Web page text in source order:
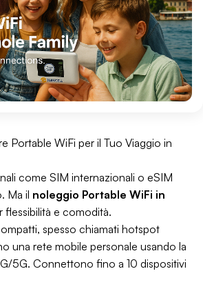
Portable WiFi per il Tuo Viaggio in
come SIM internazionali o eSIM
Ma il noleggio Portable WiFi in
flessibilità e comodità.
spesso chiamati hotspot
una rete mobile personale usando la
5G. Connettono fino a 10 dispositivi